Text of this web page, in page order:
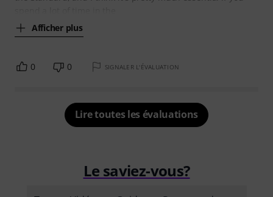
Afficher plus
0 0 SIGNALER L'ÉVALUATION
Lire toutes les évaluations
Le saviez-vous?